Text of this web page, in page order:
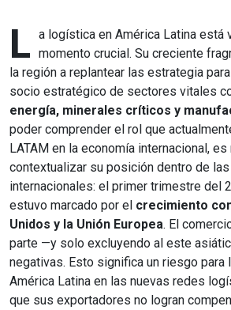
L a logística en América Latina está
momento crucial. Su creciente
la región a replantear las estrategia
socio estratégico de sectores vitales
energía, minerales críticos y
poder comprender el rol que
LATAM en la economía internacional,
contextualizar su posición dentro de
internacionales: el primer trimestre del
estuvo marcado por el crecimiento
Unidos y la Unión Europea. El
parte —y solo excluyendo al este
negativas. Esto significa un riesgo para
América Latina en las nuevas redes
que sus exportadores no logran